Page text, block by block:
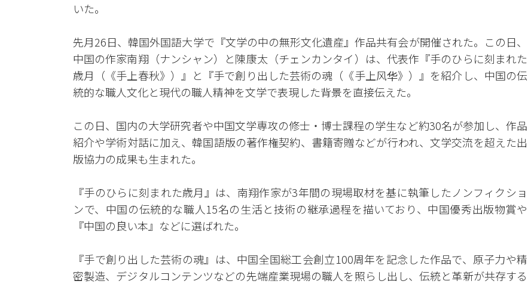
いた。
先月26日、韓国外国語大学で『文学の中の無形文化遺産』作品共有会が開催された。この日、
中国の作家南翔（ナンシャン）と陳康太（チェンカンタイ）は、代表作『手のひらに刻まれた
歳月（《手上春秋》）』と『手で創り出した芸術の魂（《手上风华》）』を紹介し、中国の伝
統的な職人文化と現代の職人精神を文学で表現した背景を直接伝えた。
この日、国内の大学研究者や中国文学専攻の修士・博士課程の学生など約30名が参加し、作品
紹介や学術対話に加え、韓国語版の著作権契約、書籍寄贈などが行われ、文学交流を超えた出
版協力の成果も生まれた。
『手のひらに刻まれた歳月』は、南翔作家が3年間の現場取材を基に執筆したノンフィクショ
ンで、中国の伝統的な職人15名の生活と技術の継承過程を描いており、中国優秀出版物賞や
『中国の良い本』などに選ばれた。
『手で創り出した芸術の魂』は、中国全国総工会創立100周年を記念した作品で、原子力や精
密製造、デジタルコンテンツなどの先端産業現場の職人を照らし出し、伝統と革新が共存する